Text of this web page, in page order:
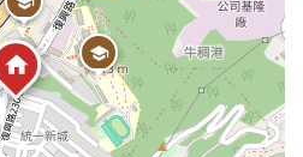
1房
3房
5房以上